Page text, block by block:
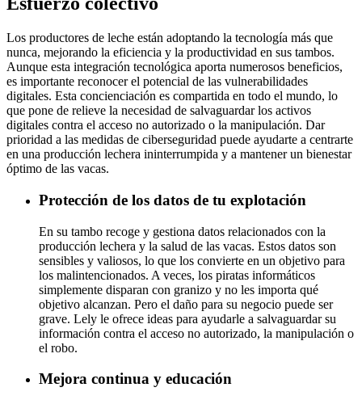
Los productores de leche están adoptando la tecnología más que
nunca, mejorando la eficiencia y la productividad en sus tambos.
Aunque esta integración tecnológica aporta numerosos beneficios,
es importante reconocer el potencial de las vulnerabilidades
digitales. Esta concienciación es compartida en todo el mundo, lo
que pone de relieve la necesidad de salvaguardar los activos
digitales contra el acceso no autorizado o la manipulación. Dar
prioridad a las medidas de ciberseguridad puede ayudarte a centrarte
en una producción lechera ininterrumpida y a mantener un bienestar
óptimo de las vacas.
Protección de los datos de tu explotación
En su tambo recoge y gestiona datos relacionados con la
producción lechera y la salud de las vacas. Estos datos son
sensibles y valiosos, lo que los convierte en un objetivo para
los malintencionados. A veces, los piratas informáticos
simplemente disparan con granizo y no les importa qué
objetivo alcanzan. Pero el daño para su negocio puede ser
grave. Lely le ofrece ideas para ayudarle a salvaguardar su
información contra el acceso no autorizado, la manipulación o
el robo.
Mejora continua y educación